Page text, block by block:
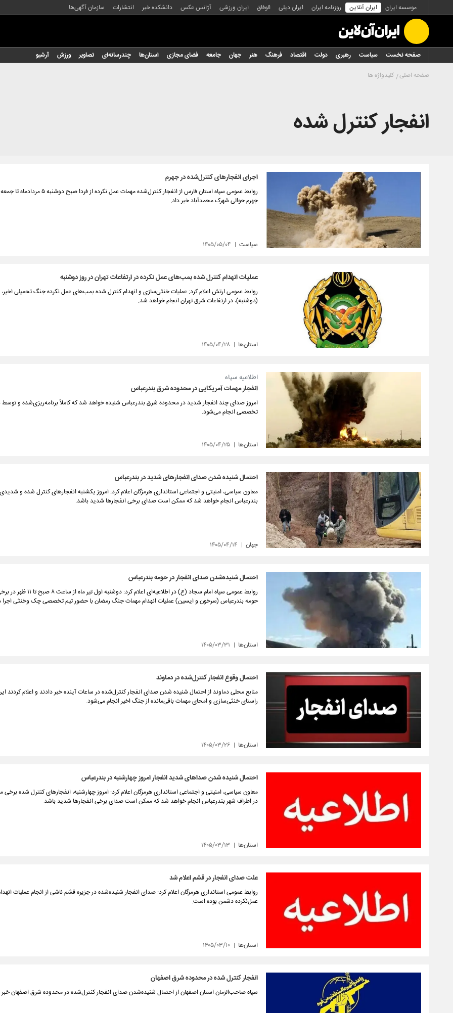
موسسه ایران ایران آنلاین روزنامه ایران ایران دیلی الوفاق ایران ورزشی آژانس عکس دانشکده خبر انتشارات سازمان آگهی‌ها
صفحه نخست سیاست رهبری دولت اقتصاد فرهنگ هنر جهان جامعه فضای مجازی استان‌ها چندرسانه‌ای تصاویر ورزش آرشیو
صفحه اصلی کلیدواژه ها
انفجار کنترل شده
اجرای انفجارهای کنترل‌شده در جهرم
جهرم حوالی شهرک محمدآباد خبر داد.
سیاست ۱۴۰۵/۰۵/۰۴
عملیات انهدام کنترل شده بمب‌های عمل نکرده در ارتفاعات تهران در روز دوشنبه
روابط عمومی ارتش اعلام کرد: عملیات خنثی‌سازی و انهدام کنترل شده بمب‌های عمل نکرده جنگ تحمیلی اخیر،
(دوشنبه)، در ارتفاعات شرق تهران انجام خواهد شد.
استان‌ها ۱۴۰۵/۰۴/۲۸
اطلاعیه سپاه
انفجار مهمات آمریکایی در محدوده شرق بندرعباس
امروز صدای چند انفجار شدید در محدوده شرق بندرعباس شنیده خواهد شد که کاملاً برنامه‌ریزی‌شده و توسط
تخصصی انجام می‌شود.
استان‌ها ۱۴۰۵/۰۴/۲۵
احتمال شنیده شدن صدای انفجارهای شدید در بندرعباس
معاون سیاسی، امنیتی و اجتماعی استانداری هرمزگان اعلام کرد: امروز یکشنبه انفجارهای کنترل شده و
بندرعباس انجام خواهد شد که ممکن است صدای برخی انفجارها شدید باشد.
جهان ۱۴۰۵/۰۴/۱۴
احتمال شنیده‌شدن صدای انفجار در حومه بندرعباس
روابط عمومی سپاه امام سجاد (ع) در اطلاعیه‌ای اعلام کرد:
حومه بندرعباس (سرخون و ایسین) عملیات انهدام مهمات جنگ رمضان با حضور تیم تخصصی چک وخنثی
استان‌ها ۱۴۰۵/۰۳/۳۱
احتمال وقوع انفجار کنترل‌شده در دماوند
منابع محلی دماوند از احتمال شنیده شدن صدای انفجار کنترل‌شده در ساعات آینده خبر دادند و اعلام کردند
راستای خنثی‌سازی و امحای مهمات باقی‌مانده از جنگ اخیر انجام می‌شود.
استان‌ها ۱۴۰۵/۰۳/۲۶
احتمال شنیده شدن صداهای شدید انفجار امروز چهارشنبه در بندرعباس
معاون سیاسی، امنیتی و اجتماعی استانداری هرمزگان اعلام کرد: امروز چهارشنبه، انفجارهای کنترل شده
در اطراف شهر بندرعباس انجام خواهد شد که ممکن است صدای برخی انفجارها شدید باشد.
استان‌ها ۱۴۰۵/۰۳/۱۳
علت صدای انفجار در قشم اعلام شد
روابط عمومی استانداری هرمزگان اعلام کرد: صدای انفجار شنیده‌شده در جزیره قشم ناشی از انجام عملیات
عمل‌نکرده دشمن بوده است.
استان‌ها ۱۴۰۵/۰۳/۱۰
انفجار کنترل شده در محدوده شرق اصفهان
سپاه صاحب‌الزمان استان اصفهان از احتمال شنیده‌شدن صدای انفجار کنترل‌شده در محدوده شرق اصفهان خبر